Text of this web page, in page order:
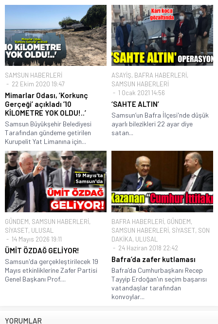
SAMSUN HABERLERİ
22 Ekim 2020 19:47
Mimarlar Odası, ‘Korkunç
Gerçeği’ açıkladı ’10
KİLOMETRE YOK OLDU!..’
Samsun Büyükşehir Belediyesi
Tarafından gündeme getirilen
Kurupelit Yat Limanına için...
ASAYİŞ, BAFRA HABERLERİ,
SAMSUN HABERLERİ
1 Ocak 2021 14:56
‘SAHTE ALTIN’
Samsun’un Bafra İlçesi'nde düşük
ayarlı bilezikleri 22 ayar diye
satan...
GÜNDEM, SAMSUN HABERLERİ,
SİYASET, ULUSAL
14 Mayıs 2026 19:11
ÜMİT ÖZDAĞ GELİYOR!
Samsun'da gerçekleştirilecek 19
Mayıs etkinliklerine Zafer Partisi
Genel Başkanı Prof....
BAFRA HABERLERİ, GÜNDEM,
SAMSUN HABERLERİ, SİYASET, SON
DAKİKA, ULUSAL
24 Haziran 2018 22:42
Bafra’da zafer kutlaması
Bafra’da Cumhurbaşkanı Recep
Tayyip Erdoğan'ın seçim başarısı
vatandaşlar tarafından
konvoylar...
YORUMLAR